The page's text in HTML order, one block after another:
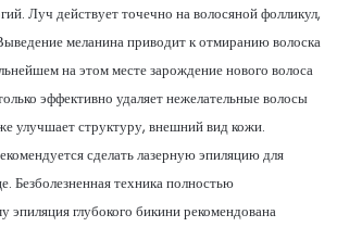
Луч действует точечно на волосяной фолликул,
меланина приводит к отмиранию волоска
на этом месте зарождение нового волоса
эффективно удаляет нежелательные волосы
улучшает структуру, внешний вид кожи.
сделать лазерную эпиляцию для
Безболезненная техника полностью
эпиляция глубокого бикини рекомендована